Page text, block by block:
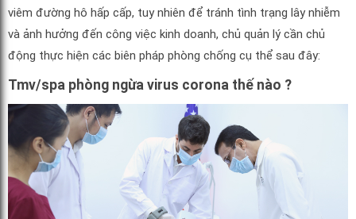
viêm đường hô hấp cấp, tuy nhiên để tránh tình trạng lây nhiễm
và ảnh hưởng đến công việc kinh doanh, chủ quản lý cần chủ
động thực hiện các biên pháp phòng chống cụ thể sau đây:
Tmv/spa phòng ngừa virus corona thế nào ?